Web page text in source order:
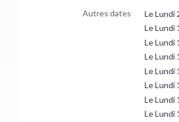
Autres dates
Le Lundi
Le Lundi
Le Lundi
Le Lundi
Le Lundi
Le Lundi
Le Lundi
Le Lundi